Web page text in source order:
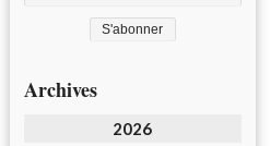
Archives
2026